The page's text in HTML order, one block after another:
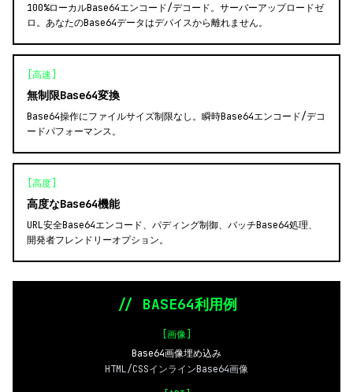
100%ローカルBase64エンコード/デコード。サーバーアップロードゼ
ロ。あなたのBase64データはデバイスから離れません。
[高速]
無制限Base64変換
Base64操作にファイルサイズ制限なし。瞬時Base64エンコード/デコ
ードパフォーマンス。
[高度]
高度なBase64機能
URL安全Base64エンコード、パディング制御、バッチBase64処理、
開発者フレンドリーオプション。
// BASE64利用例
[画像]
Base64画像埋め込み
HTML/CSSインラインBase64画像